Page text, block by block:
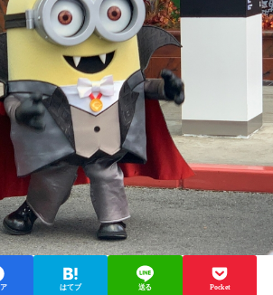
はてブ 送る Pocket